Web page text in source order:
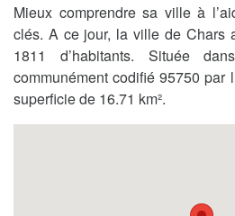
Mieux comprendre sa ville à
clés. A ce jour, la ville de Chars
1811 d’habitants. Située
communément codifié 95750 par
superficie de 16.71 km².